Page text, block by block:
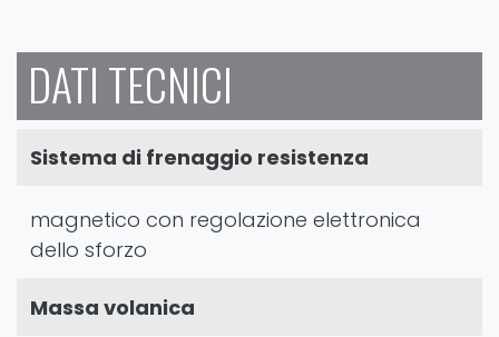
DATI TECNICI
Sistema di frenaggio resistenza
magnetico con regolazione elettronica
dello sforzo
Massa volanica